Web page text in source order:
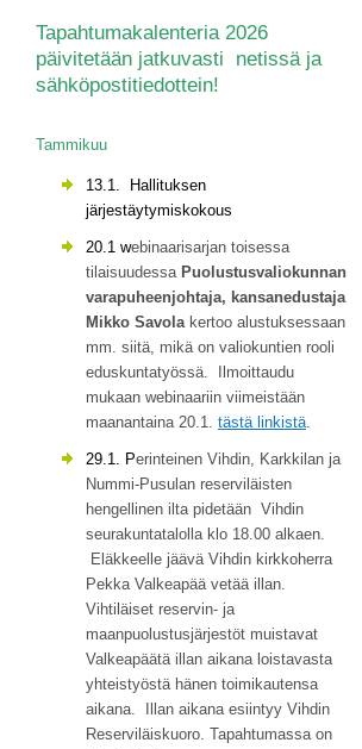
Tapahtumakalenteria 2026
päivitetään jatkuvasti netissä ja
sähköpostitiedottein!
Tammikuu
13.1. Hallituksen
järjestäytymiskokous
20.1 webinaarisarjan toisessa
tilaisuudessa Puolustusvaliokunnan
varapuheenjohtaja, kansanedustaja
Mikko Savolakertoo alustuksessaan
mm. siitä, mikä on valiokuntien rooli
eduskuntatyössä. Ilmoittaudu
mukaan webinaariin viimeistään
maanantaina 20.1. tästä linkistä.
29.1. Perinteinen Vihdin, Karkkilan ja
Nummi-Pusulan reserviläisten
hengellinen ilta pidetään Vihdin
seurakuntatalolla klo 18.00 alkaen.
Eläkkeelle jäävä Vihdin kirkkoherra
Pekka Valkeapää vetää illan.
Vihtiläiset reservin- ja
maanpuolustusjärjestöt muistavat
Valkeapäätä illan aikana loistavasta
yhteistyöstä hänen toimikautensa
aikana. Illan aikana esiintyy Vihdin
Reserviläiskuoro. Tapahtumassa on